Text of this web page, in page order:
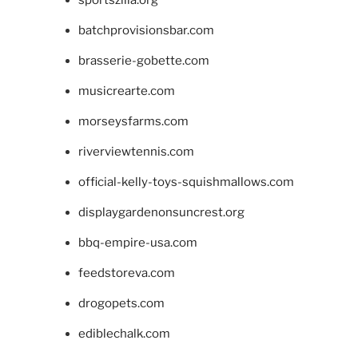
batchprovisionsbar.com
brasserie-gobette.com
musicrearte.com
morseysfarms.com
riverviewtennis.com
official-kelly-toys-squishmallows.com
displaygardenonsuncrest.org
bbq-empire-usa.com
feedstoreva.com
drogopets.com
ediblechalk.com